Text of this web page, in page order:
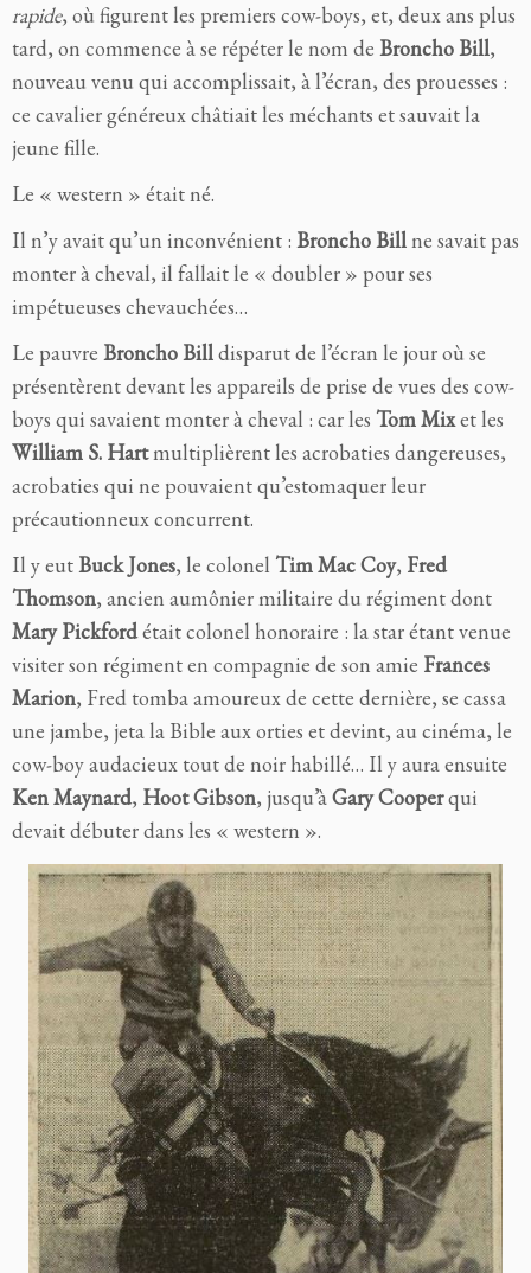
rapide, où figurent les premiers cow-boys, et, deux ans plus
tard, on commence à se répéter le nom de Broncho Bill,
nouveau venu qui accomplissait, à l’écran, des prouesses :
ce cavalier généreux châtiait les méchants et sauvait la
jeune fille.
Le « western » était né.
Il n’y avait qu’un inconvénient : Broncho Billne savait pas
monter à cheval, il fallait le « doubler » pour ses
impétueuses chevauchées…
Le pauvre Broncho Billdisparut de l’écran le jour où se
présentèrent devant les appareils de prise de vues des cow-
boys qui savaient monter à cheval : car les Tom Mixet les
William S. Hartmultiplièrent les acrobaties dangereuses,
acrobaties qui ne pouvaient qu’estomaquer leur
précautionneux concurrent.
Il y eutBuck Jones, le colonel Tim Mac Coy, Fred
Thomson, ancien aumônier militaire du régiment dont
Mary Pickfordétait colonel honoraire : la star étant venue
visiter son régiment en compagnie de son amie Frances
Marion, Fred tomba amoureux de cette dernière, se cassa
une jambe, jeta la Bible aux orties et devint, au cinéma, le
cow-boy audacieux tout de noir habillé… Il y aura ensuite
Ken Maynard, Hoot Gibson, jusqu’àGary Cooperqui
devait débuter dans les « western ».